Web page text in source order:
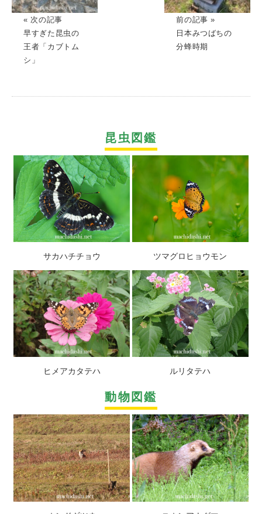
« 次の記事
早すぎた昆虫の
王者「カブトム
シ」
前の記事 »
日本みつばちの
分蜂時期
昆虫図鑑
サカハチチョウ ツマグロヒョウモン
ヒメアカタテハ ルリタテハ
動物図鑑